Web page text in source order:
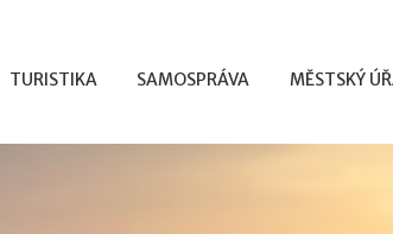
TURISTIKA SAMOSPRÁVA MĚSTSKÝ